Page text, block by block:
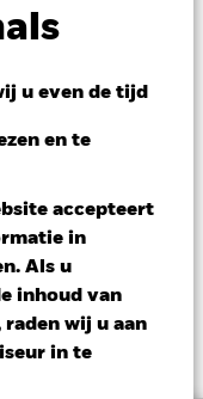
u even de tijd
en te
accepteert
in
Als u
inhoud van
wij u aan
in te
Rating